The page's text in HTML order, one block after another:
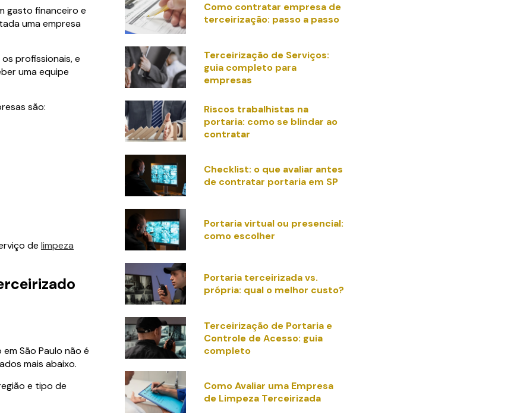
gasto financeiro e
uma empresa
profissionais, e
uma equipe
são:
de limpeza
São Paulo não é
mais abaixo.
e tipo de
Como contratar empresa de
terceirização: passo a passo
Terceirização de Serviços:
guia completo para
empresas
Riscos trabalhistas na
portaria: como se blindar ao
contratar
Checklist: o que avaliar antes
de contratar portaria em SP
Portaria virtual ou presencial:
como escolher
Portaria terceirizada vs.
própria: qual o melhor custo?
Terceirização de Portaria e
Controle de Acesso: guia
completo
Como Avaliar uma Empresa
de Limpeza Terceirizada